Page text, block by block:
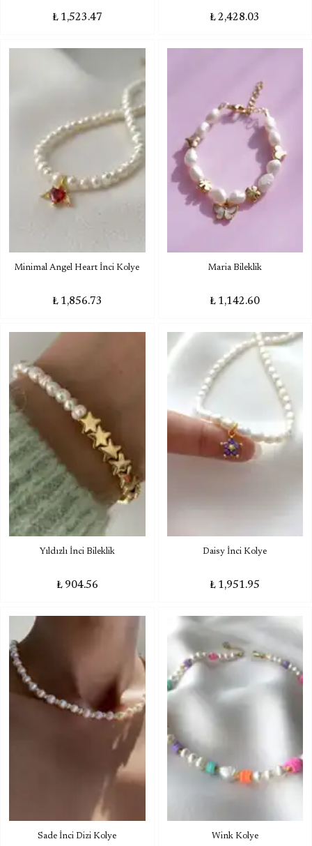
₺ 1,523.47 ₺ 2,428.03
Minimal Angel Heart İnci Kolye
₺ 1,856.73
Maria Bileklik
₺ 1,142.60
Yıldızlı İnci Bileklik
₺ 904.56
Daisy İnci Kolye
₺ 1,951.95
Sade İnci Dizi Kolye Wink Kolye